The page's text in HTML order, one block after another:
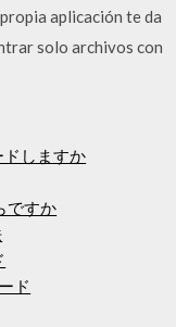
aplicación te da
solo archivos con
しますか
ですか
ド